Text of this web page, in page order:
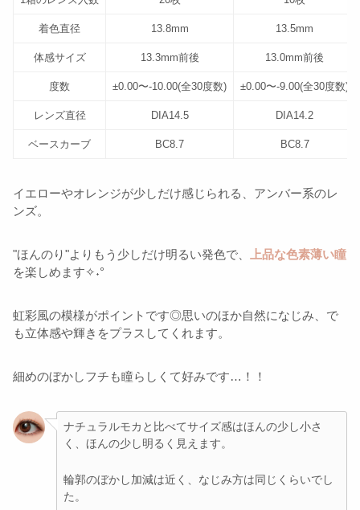
着色直径 13.8mm 13.5mm
体感サイズ 13.3mm前後 13.0mm前後
度数 ±0.00〜-10.00(全30度数) ±0.00〜-9.00(全30度数)
レンズ直径 DIA14.5 DIA14.2
ベースカーブ BC8.7 BC8.7
イエローやオレンジが少しだけ感じられる、アンバー系のレ
ンズ。
"ほんのり"よりもう少しだけ明るい発色で、
上品な色素薄い瞳
を楽しめます✧˖°
虹彩風の模様がポイントです◎思いのほか自然になじみ、で
も立体感や輝きをプラスしてくれます。
細めのぼかしフチも瞳らしくて好みです…！！
ナチュラルモカと比べてサイズ感はほんの少し小さ
く、ほんの少し明るく見えます。
輪郭のぼかし加減は近く、なじみ方は同じくらいでし
た。